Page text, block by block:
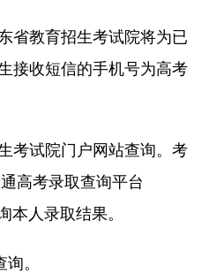
旅游 能源
娱乐 时尚
投教基地
教育招生考试院将为已
接收短信的手机号为高考
试院门户网站查询。考
高考录取查询平台
本人录取结果。
。